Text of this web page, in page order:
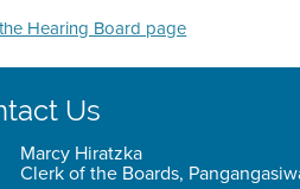
Hearing Board page
Us
Marcy Hiratzka
Clerk of the Boards,